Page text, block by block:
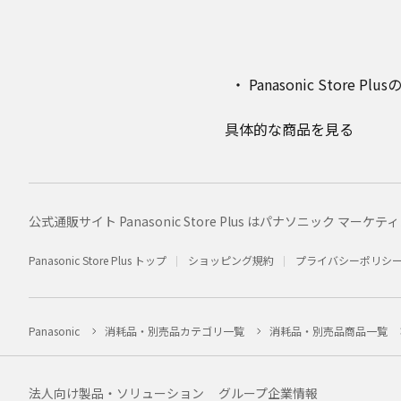
Panasonic Store Plus
具体的な商品を見る
公式通販サイト Panasonic Store Plus はパナソニック マーケテ
Panasonic Store Plus トップ ショッピング規約 プライバシーポリシー
Panasonic 消耗品・別売品カテゴリ一覧 消耗品・別売品商品一覧
法人向け製品・ソリューション グループ企業情報